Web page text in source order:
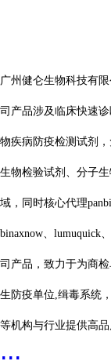
广州健仑生物科技有
司产品涉及临床快速
物疾病防疫检测试剂
生物检验试剂、分子
域，同时核心代理
binaxnow、lumuquick
司产品，致力于为商
生防疫单位,缉毒系统
等机构与行业提供高品
...